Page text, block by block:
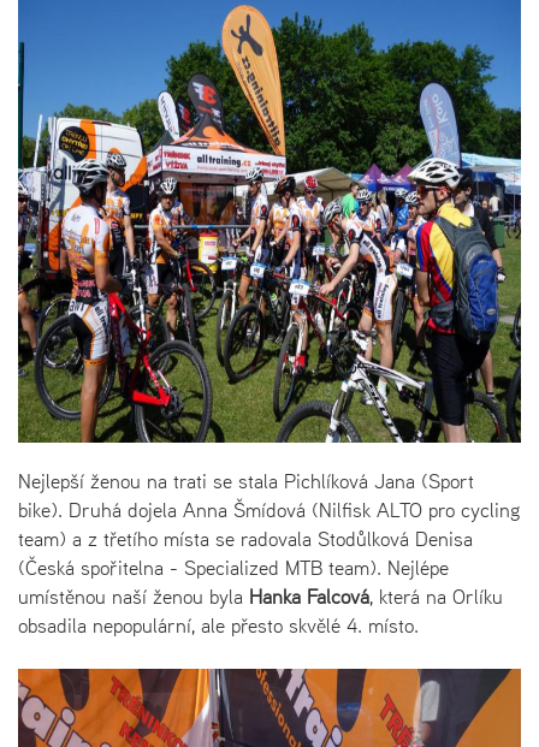
Nejlepší ženou na trati se stala Pichlíková Jana (Sport
bike). Druhá dojela Anna Šmídová (Nilfisk ALTO pro cycling
team) a z třetího místa se radovala Stodůlková Denisa
(Česká spořitelna - Specialized MTB team). Nejlépe
umístěnou naší ženou byla Hanka Falcová, která na Orlíku
obsadila nepopulární, ale přesto skvělé 4. místo.